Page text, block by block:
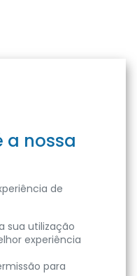
a nossa
de
sua utilização
experiência
para